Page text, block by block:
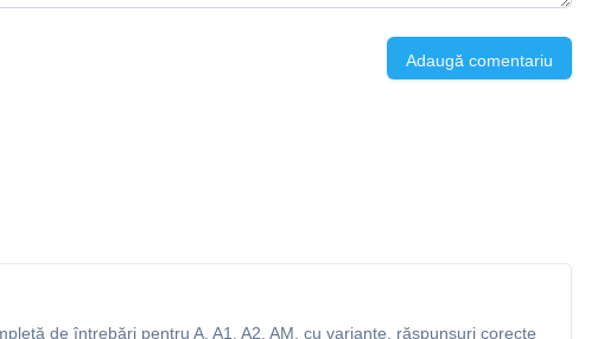
Adaugă comentariu
de întrebări pentru A, A1, A2, AM, cu variante, răspunsuri corecte